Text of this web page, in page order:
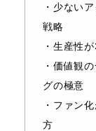
・少ない
戦略
・生産性
・価値観
グの極意
・ファン
方